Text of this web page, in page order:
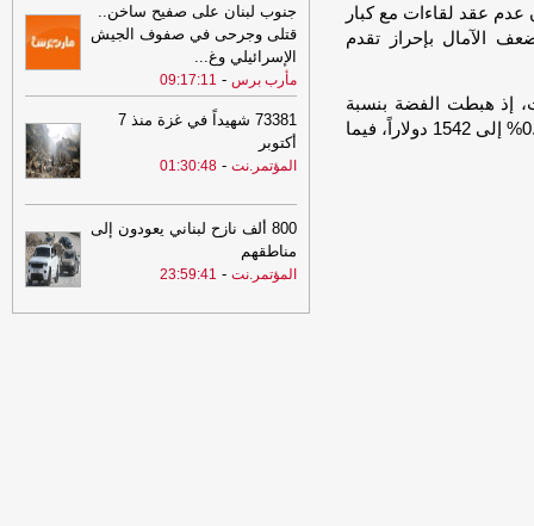
عدم عقد لقاءات مع كبار
الآمال بإحراز تقدم
إذ هبطت الفضة بنسبة
1.4% إلى 57.75 دولاراً للأوقية، وانخفض البلاتين بنسبة 0.6% إلى 1542 دولاراً، فيما
21:02
توكل كرمان تدين هجوم الحوثيين
على قوات الطوارئ وتدعو إلى محاسبة
المسؤولين ودعم استعادة الدولة
برس
21:02
توكل كرمان تدين هجوم الحوثيين
على قوات الطوارئ وتدعو إلى محاسبة
المسؤولين ودعم استعادة الدولة
مأرب
20:30
البنك المركزي يوقف تراخيص
ثلاث منشآت صرافة ويغلق مقراتها
السهوة
يمن
جنوب لبنان على صفيح ساخن..
قتلى وجرحى في صفوف الجيش
الإسرائيلي وغ...
مأرب برس -
09:17:11
73381 شهيداً في غزة منذ 7
أكتوبر
المؤتمر.نت -
01:30:48
800 ألف نازح لبناني يعودون إلى
مناطقهم
المؤتمر.نت -
23:59:41